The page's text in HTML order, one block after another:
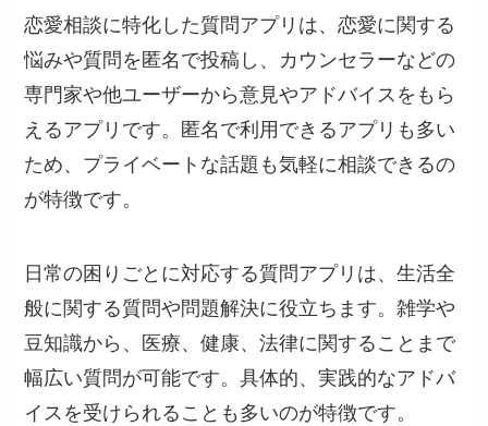
恋愛相談に特化した質問アプリは、恋愛に関する
悩みや質問を匿名で投稿し、カウンセラーなどの
専門家や他ユーザーから意見やアドバイスをもら
えるアプリです。匿名で利用できるアプリも多い
ため、プライベートな話題も気軽に相談できるの
が特徴です。
日常の困りごとに対応する質問アプリは、生活全
般に関する質問や問題解決に役立ちます。雑学や
豆知識から、医療、健康、法律に関することまで
幅広い質問が可能です。具体的、実践的なアドバ
イスを受けられることも多いのが特徴です。